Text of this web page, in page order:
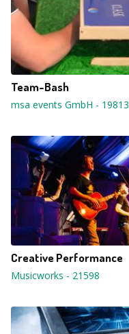
Team-Bash
msa events GmbH - 19813
Creative Performance
Musicworks - 21598